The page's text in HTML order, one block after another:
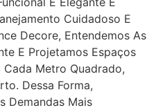
Cuidadoso E
Decore, Entendemos As
E Projetamos Espaços
Metro Quadrado,
Dessa Forma,
Demandas Mais